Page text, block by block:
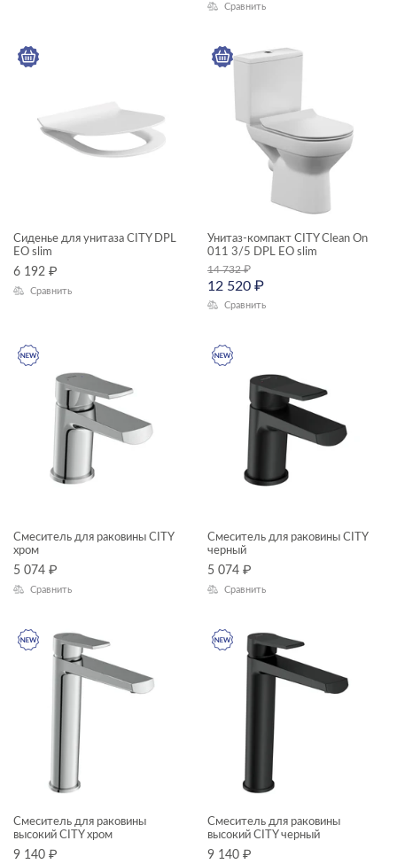
унитазы подвесные
зеркала
инсталляции
комплектующие для мебели
модули для тумбы
модули для шкафчиков
ножки для ванн
панели для ванн
раковины мебельные
раковины на столешницу
раковины с пьедесталом
рамы для ванн
столешницы
Ширина, см
Длина, см
Высота, см
КОЛЛЕКЦИЯ
Сравнить
Сиденье для унитаза CITY DPL
EO slim
6 192 ₽
Сравнить
Унитаз-компакт CITY Clean On
011 3/5 DPL EO slim
14 732₽
12 520 ₽
Сравнить
Смеситель для раковины CITY
хром
5 074 ₽
Сравнить
Смеситель для раковины CITY
черный
5 074 ₽
Сравнить
Смеситель для раковины
высокий CITY хром
9 140 ₽
Смеситель для раковины
высокий CITY черный
9 140 ₽